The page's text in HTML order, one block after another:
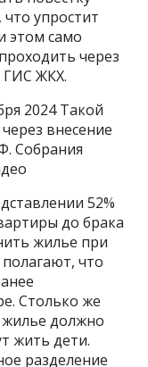
упростит
этом само
через
ГИС ЖКХ.
2024 Такой
внесение
Собрания
52%
до брака
жилье при
что
Столько же
жилье должно
жить дети.
разделение